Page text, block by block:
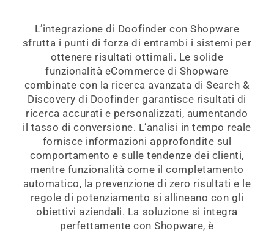
L’integrazione di Doofinder con Shopware
sfrutta i punti di forza di entrambi i sistemi per
ottenere risultati ottimali. Le solide
funzionalità eCommerce di Shopware
combinate con la ricerca avanzata di Search &
Discovery di Doofinder garantisce risultati di
ricerca accurati e personalizzati, aumentando
il tasso di conversione. L’analisi in tempo reale
fornisce informazioni approfondite sul
comportamento e sulle tendenze dei clienti,
mentre funzionalità come il completamento
automatico, la prevenzione di zero risultati e le
regole di potenziamento si allineano con gli
obiettivi aziendali. La soluzione si integra
perfettamente con Shopware, è